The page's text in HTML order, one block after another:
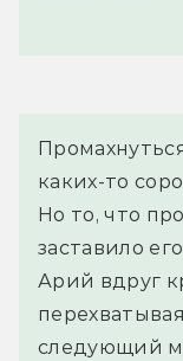
каких-то
Но то, что
заставило
Арий вдруг
следующий